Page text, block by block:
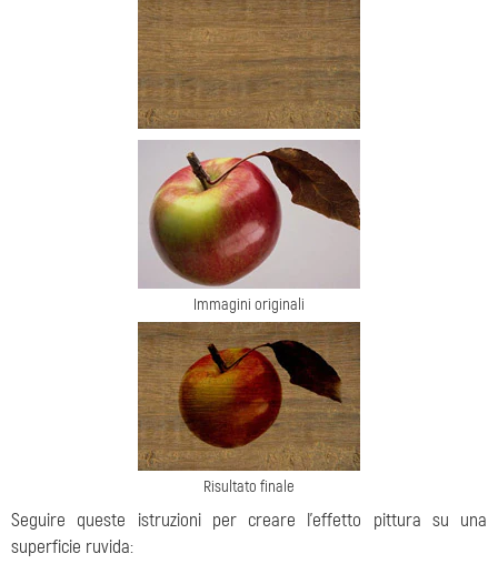
Immagini originali
Risultato finale
Seguire queste istruzioni per creare l'effetto pittura su una
superficie ruvida: